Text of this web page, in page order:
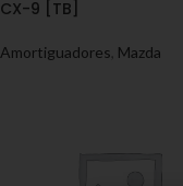
CX-9 [TB]
Amortiguadores Mazda